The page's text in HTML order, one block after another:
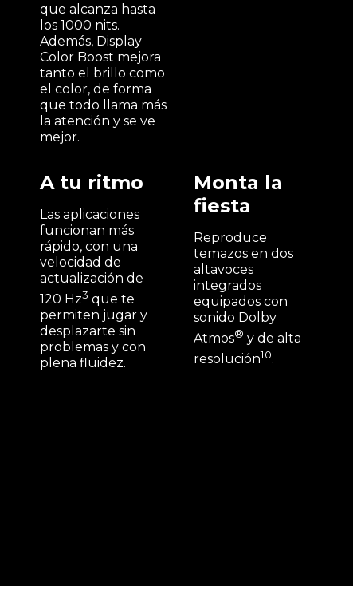
que alcanza hasta
los 1000 nits.
Además, Display
Color Boost mejora
tanto el brillo como
el color, de forma
que todo llama más
la atención y se ve
mejor.
A tu ritmo
Las aplicaciones
funcionan más
rápido, con una
velocidad de
actualización de
120 Hz3 que te
permiten jugar y
desplazarte sin
problemas y con
plena fluidez.
Monta la
fiesta
Reproduce
temazos en dos
altavoces
integrados
equipados con
sonido Dolby
Atmos® y de alta
resolución10.